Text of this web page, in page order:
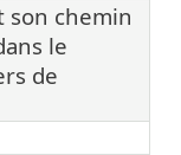
son chemin
le
de